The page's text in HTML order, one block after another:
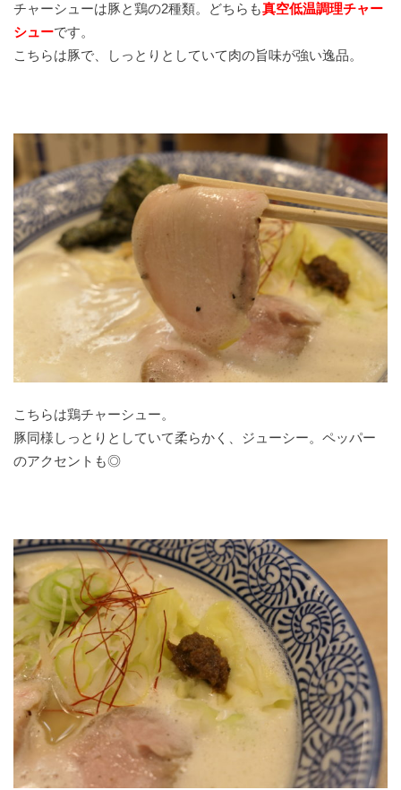
チャーシューは豚と鶏の2種類。どちらも真空低温調理チャー
シューです。
こちらは豚で、しっとりとしていて肉の旨味が強い逸品。
こちらは鶏チャーシュー。
豚同様しっとりとしていて柔らかく、ジューシー。ペッパー
のアクセントも◎